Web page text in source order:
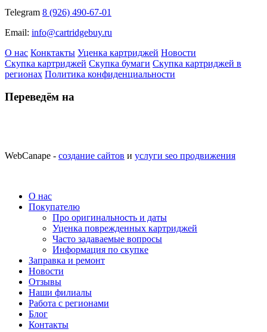
Telegram 8 (926) 490-67-01
Email: info@cartridgebuy.ru
О нас Конктакты Уценка картриджей Новости
Скупка картриджей Скупка бумаги Скупка картриджей в
регионах Политика конфиденциальности
Переведём на
WebCanape - создание сайтов и услуги seo продвижения
О нас
Покупателю
Про оригинальность и даты
Уценка поврежденных картриджей
Часто задаваемые вопросы
Информация по скупке
Заправка и ремонт
Новости
Отзывы
Наши филиалы
Работа с регионами
Блог
Контакты